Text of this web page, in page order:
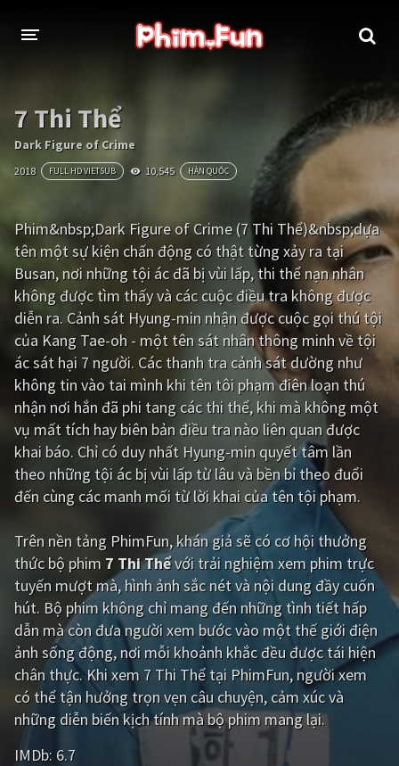
THỂ LOẠI
Thần thoại - Cổ trang
Tâm lý Chiến tranh
Kinh dị Tội phạm - Hình sự
Phiêu lưu Hài hước
Viễn tưởng Khoa học - Tài liệu
Hoạt hình Thể thao
Tình cảm - Lãng mạn Kỳ ảo
Giật gân Gia đình
Lịch sử
Viễn Tây Tiểu sử
GameShow DramaTV
QUỐC GIA
Âu - Mỹ Trung Quốc - Hồng Kông
Hàn Quốc Nhật Bản
Ấn Độ Việt Nam
Tổng hợp
7 Thi Thể
Dark Figure of Crime
2018 FULL HD VIETSUB 10,545 HÀN QUỐC
Phim&nbsp;Dark Figure of Crime (7 Thi Thể)&nbsp;dựa
tên một sự kiện chấn động có thật từng xảy ra tại
Busan, nơi những tội ác đã bị vùi lấp, thi thể nạn nhân
không được tìm thấy và các cuộc điều tra không được
diễn ra. Cảnh sát Hyung-min nhận được cuộc gọi thú tội
của Kang Tae-oh - một tên sát nhân thông minh về tội
ác sát hại 7 người. Các thanh tra cảnh sát dường như
không tin vào tai mình khi tên tôi phạm điên loạn thú
nhận nơi hắn đã phi tang các thi thể, khi mà không một
vụ mất tích hay biên bản điều tra nào liên quan được
khai báo. Chỉ có duy nhất Hyung-min quyết tâm lần
theo những tội ác bị vùi lấp từ lâu và bền bỉ theo đuổi
đến cùng các manh mối từ lời khai của tên tội phạm.
Trên nền tảng PhimFun, khán giả sẽ có cơ hội thưởng
thức bộ phim 7 Thi Thểvới trải nghiệm xem phim trực
tuyến mượt mà, hình ảnh sắc nét và nội dung đầy cuốn
hút. Bộ phim không chỉ mang đến những tình tiết hấp
dẫn mà còn đưa người xem bước vào một thế giới điện
ảnh sống động, nơi mỗi khoảnh khắc đều được tái hiện
chân thực. Khi xem 7 Thi Thể tại PhimFun, người xem
có thể tận hưởng trọn vẹn câu chuyện, cảm xúc và
những diễn biến kịch tính mà bộ phim mang lại.
IMDb: 6.7